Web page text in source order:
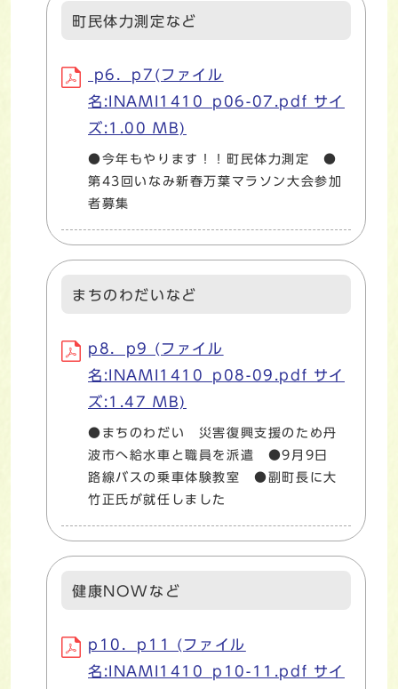
町民体力測定など
p6．p7(ファイル
名:INAMI1410_p06-07.pdf サイ
ズ:1.00 MB)
●今年もやります！！町民体力測定 ●
第43回いなみ新春万葉マラソン大会参加
者募集
まちのわだいなど
p8．p9 (ファイル
名:INAMI1410_p08-09.pdf サイ
ズ:1.47 MB)
●まちのわだい 災害復興支援のため丹
波市へ給水車と職員を派遣 ●9月9日
路線バスの乗車体験教室 ●副町長に大
竹正氏が就任しました
健康NOWなど
p10．p11 (ファイル
名:INAMI1410_p10-11.pdf サイ